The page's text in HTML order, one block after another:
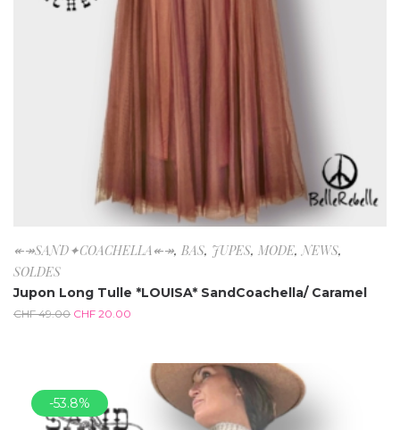
↞↠SAND✦COACHELLA↞↠, BAS, JUPES, MODE,NEWS,
SOLDES
Jupon Long Tulle *LOUISA* SandCoachella/ Caramel
CHF49.00 CHF 20.00
-53.8%